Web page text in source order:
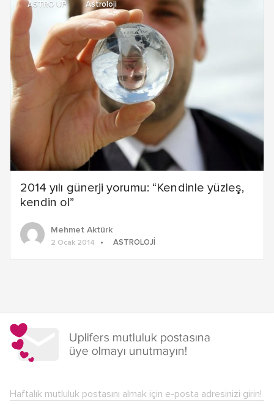
2014 yılı günerji yorumu: “Kendinle yüzleş,
kendin ol”
ASTRO UP Astroloji
Mehmet Aktürk
2 Ocak 2014 ASTROLOJI
dolaşımı
Haftalık mutluluk postasını almak için e-posta adresinizi girin!